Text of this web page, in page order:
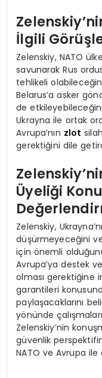
İlgili
Zelenskiy, NATO
savunarak Rus
tehlikeli
Belarus’a asker
de
Ukrayna ile ortak
Avrupa’nın zlot
gerektiğini dile
Üyeliği
Zelenskiy,
düşürmeyeceğini ve
için önemli
Avrupa’ya destek
olması gerektiğine
garantileri
paylaşacaklarını
yönünde
Zelenskiy’nin
güvenlik
NATO ve Avrupa ile